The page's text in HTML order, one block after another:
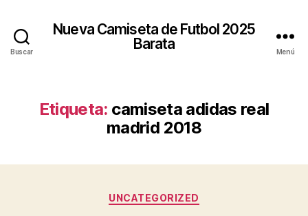
Buscar
Nueva Camiseta de Futbol 2025
Barata
Menú
Etiqueta: camiseta adidas real
madrid 2018
Categorías
UNCATEGORIZED